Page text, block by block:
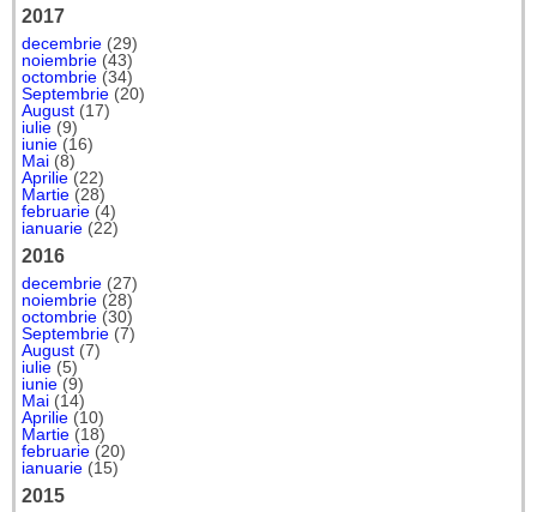
2017
decembrie (29)
noiembrie (43)
octombrie (34)
Septembrie (20)
August (17)
iulie (9)
iunie (16)
Mai (8)
Aprilie (22)
Martie (28)
februarie (4)
ianuarie (22)
2016
decembrie (27)
noiembrie (28)
octombrie (30)
Septembrie (7)
August (7)
iulie (5)
iunie (9)
Mai (14)
Aprilie (10)
Martie (18)
februarie (20)
ianuarie (15)
2015